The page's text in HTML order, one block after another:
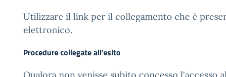
Utilizzare il link per il collegamento che è
elettronico.
Procedure collegate all'esito